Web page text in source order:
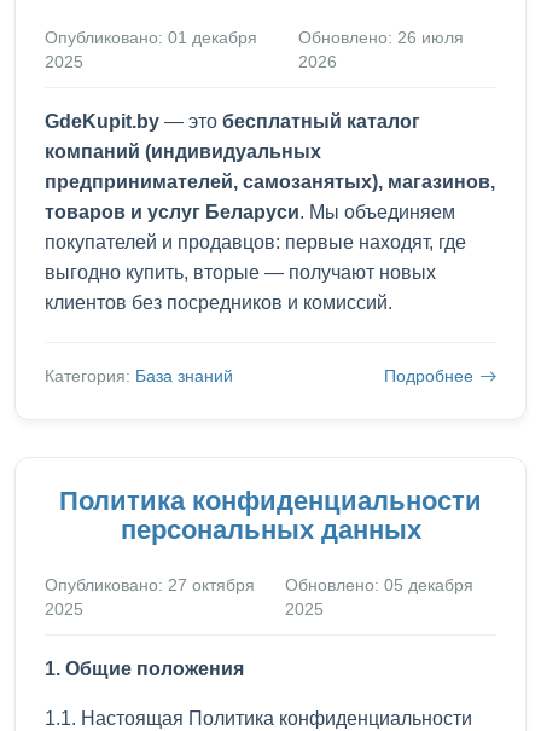
Опубликовано: 01 декабря
2025
Обновлено: 26 июля
2026
GdeKupit.by — это бесплатный каталог
компаний (индивидуальных
предпринимателей, самозанятых), магазинов,
товаров и услуг Беларуси. Мы объединяем
покупателей и продавцов: первые находят, где
выгодно купить, вторые — получают новых
клиентов без посредников и комиссий.
Категория: База знаний Подробнее
Политика конфиденциальности
персональных данных
Опубликовано: 27 октября
2025
Обновлено: 05 декабря
2025
1. Общие положения
1.1. Настоящая Политика конфиденциальности